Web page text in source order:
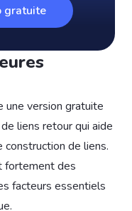
gratuite
une version gratuite
liens retour qui aide
de liens.
fortement des
facteurs essentiels